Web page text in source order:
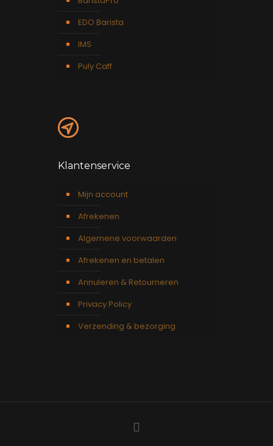
EDO Barista
IMS
Puly Caff
Klantenservice
Mijn account
Afrekenen
Algemene voorwaarden
Afrekenen en betalen
Annuleren & Retourneren
Privacy Policy
Verzending & bezorging